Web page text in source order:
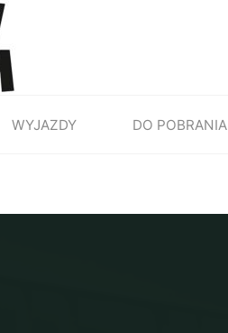
WYJAZDY DO POBRANIA